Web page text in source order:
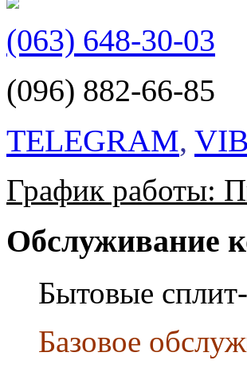
(063) 648-30-03
(096) 882-66-85
TELEGRAM,
График работы:
Обслуживание
Бытовые
Базовое